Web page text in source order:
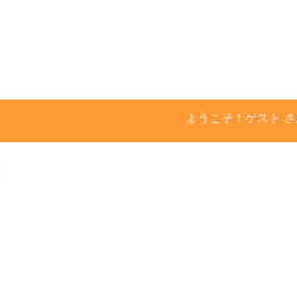
ようこそ！ ゲスト さ